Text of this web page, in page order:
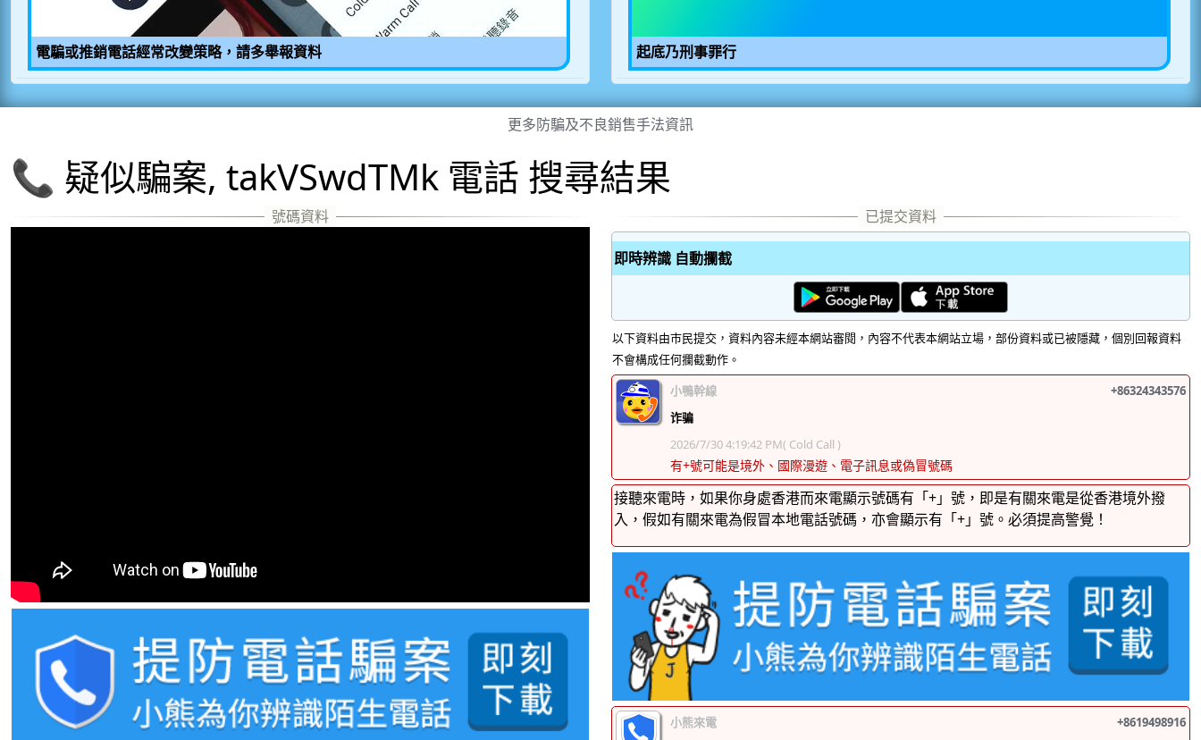
電騙或推銷電話經常改變策略，請多舉報資料 起底乃刑事罪行
更多防騙及不良銷售手法資訊
📞 疑似騙案, takVSwdTMk 電話 搜尋結果
即時辨識 自動攔截
以下資料由市民提交，資料內容未經本網站審閱，內容不代表本網站立場，部份資料或已被隱藏，個別回報資料
不會構成任何攔截動作。
小鴨幹線
+86324343576
诈骗
2026/7/30 4:19:42 PM( Cold Call )
有+號可能是境外、國際漫遊、電子訊息或偽冒號碼
接聽來電時，如果你身處香港而來電顯示號碼有「+」號，即是有關來電是從香港境外撥
入，假如有關來電為假冒本地電話號碼，亦會顯示有「+」號。必須提高警覺！
小熊來電
+8619498916